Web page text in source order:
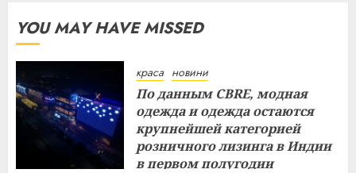
YOU MAY HAVE MISSED
краса новини
По данным CBRE, модная
одежда и одежда остаются
крупнейшей категорией
розничного лизинга в Индии
в первом полугодии